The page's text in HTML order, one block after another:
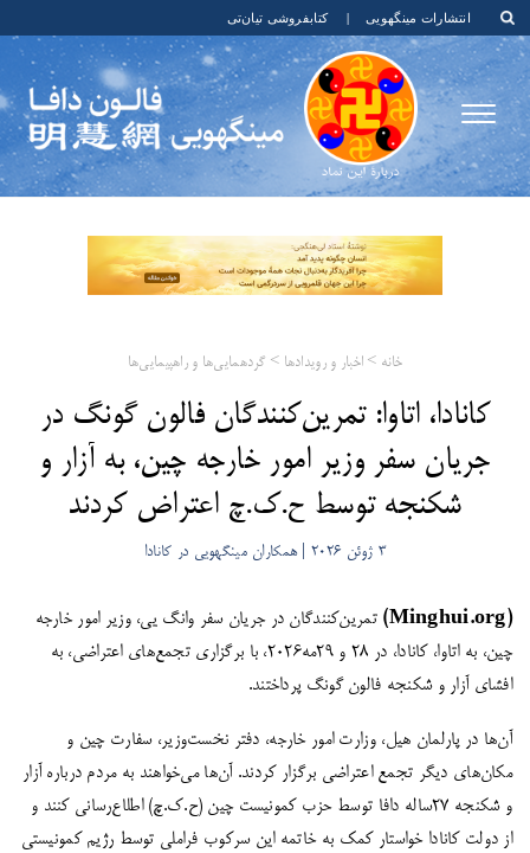
انتشارات مینگهویی | کتابفروشی تیان‌تی
خانه > اخبار و رویدادها > گردهمایی‌ها و راهپیمایی‌ها
کانادا، اتاوا: تمرین‌کنندگان فالون گونگ در
جریان سفر وزیر امور خارجه چین، به آزار و
شکنجه توسط ح.ک.چ اعتراض کردند
3 ژوئن 2026 | همکاران مینگهویی در کانادا
(Minghui.org)
تمرین‌کنندگان در جریان سفر وانگ یی، وزیر امور خارجه
چین، به اتاوا، کانادا، در ۲۸ و ۲۹مه۲۰۲۶، با برگزاری تجمع‌های اعتراضی، به
افشای آزار و شکنجه فالون گونگ پرداختند.
آن‌ها در پارلمان هیل، وزارت امور خارجه، دفتر نخست‌وزیر، سفارت چین و
مکان‌های دیگر تجمع اعتراضی برگزار کردند. آن‌ها می‌خواهند به مردم درباره آزار
و شکنجه ۲۷ساله دافا توسط حزب کمونیست چین (ح.ک.چ) اطلاع‌رسانی کنند و
از دولت کانادا خواستار کمک به خاتمه این سرکوب فراملی توسط رژیم کمونیستی